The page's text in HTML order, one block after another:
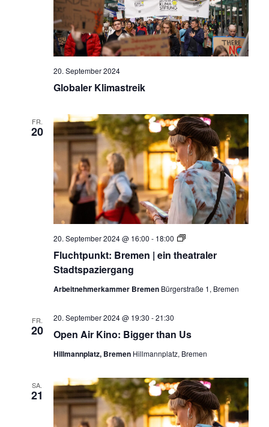
Globaler Klimastreik
20. September 2024
FR.
20
Fluchtpunkt: Bremen | ein theatraler
Stadtspaziergang
20. September 2024 @ 16:00 - 18:00
Fluchtpunkt:
I
in
die
Arbeitnehmerkammer Bremen Bürgerstraße 1, Bremen
FR.
20 Open Air Kino: Bigger than Us
20. September 2024 @ 19:30 -21:30
Hillmannplatz, Bremen Hillmannplatz, Bremen
SA.
21